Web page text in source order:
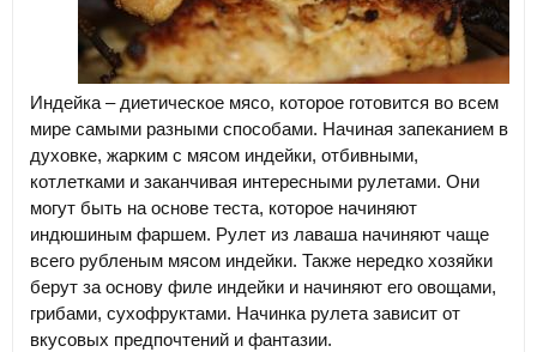
Индейка – диетическое мясо, которое готовится во всем
мире самыми разными способами. Начиная запеканием в
духовке, жарким с мясом индейки, отбивными,
котлетками и заканчивая интересными рулетами. Они
могут быть на основе теста, которое начиняют
индюшиным фаршем. Рулет из лаваша начиняют чаще
всего рубленым мясом индейки. Также нередко хозяйки
берут за основу филе индейки и начиняют его овощами,
грибами, сухофруктами. Начинка рулета зависит от
вкусовых предпочтений и фантазии.